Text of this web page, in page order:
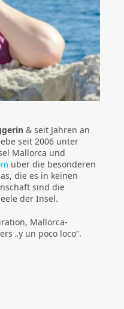
& seit Jahren an
seit 2006 unter
Mallorca und
über die besonderen
die es in keinen
sind die
der Insel.
Mallorca-
„y un poco loco“.